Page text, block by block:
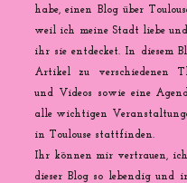
habe, einen Blog über
weil ich meine Stadt liebe und
ihr sie entdecket. In diesem
Artikel zu verschiedenen
und Videos sowie eine
alle wichtigen
in Toulouse stattfinden.
Ihr können mir vertrauen, ich
dieser Blog so lebendig und